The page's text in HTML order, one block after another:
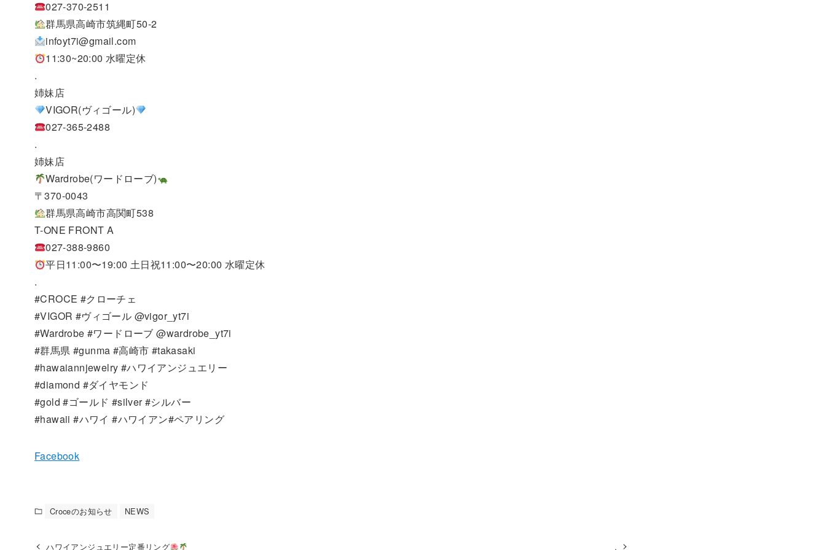
027-370-2511
群馬県高崎市筑縄町50-2
infoyt7i@gmail.com
11:30~20:00 水曜定休
.
姉妹店
VIGOR(ヴィゴール)
027-365-2488
.
姉妹店
Wardrobe(ワードローブ)
〒370-0043
群馬県高崎市高関町538
T-ONE FRONT A
027-388-9860
平日11:00〜19:00 土日祝11:00〜20:00 水曜定休
.
#CROCE #クローチェ
#VIGOR #ヴィゴール @vigor_yt7i
#Wardrobe #ワードローブ @wardrobe_yt7i
#群馬県 #gunma #高崎市 #takasaki
#hawaiannjewelry #ハワイアンジュエリー
#diamond #ダイヤモンド
#gold #ゴールド #silver #シルバー
#hawaii #ハワイ #ハワイアン#ペアリング
Facebook
Croceのお知らせ NEWS
ハワイアンジュエリー定番リング .